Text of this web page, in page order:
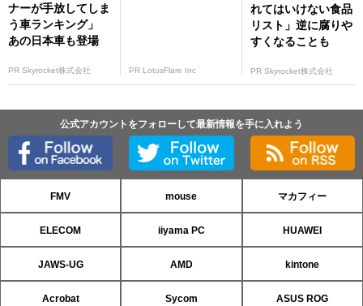
ナーが手放してしま
う車ランキング」
あの日本車も登場
PR Skyrocket株式会社 PR LotusFlare Inc
れてはいけない食品
リスト」逆に腐りや
すくなることも
PR Skyrocket株式会社
公式アカウントをフォローして最新情報を手に入れよう
FMV mouse マカフィー
ELECOM iiyama PC HUAWEI
JAWS-UG AMD kintone
Acrobat Sycom ASUS ROG